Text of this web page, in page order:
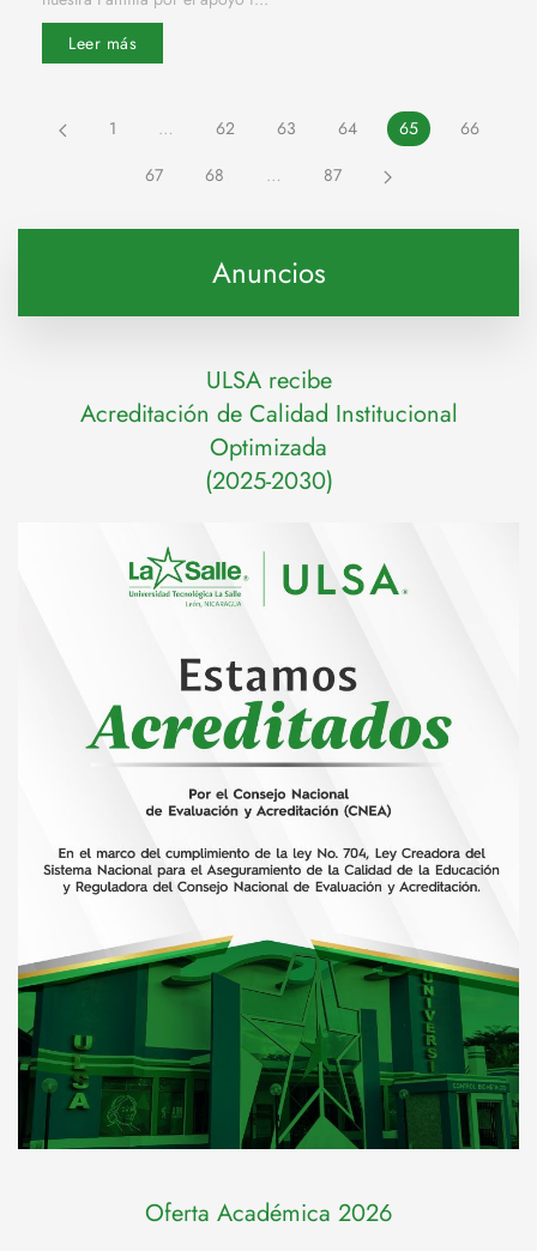
Leer más
1 … 62 63 64 65
66
67
68 … 87
Anuncios
ULSA recibe
Acreditación de Calidad Institucional
Optimizada
(2025-2030)
Oferta Académica 2026